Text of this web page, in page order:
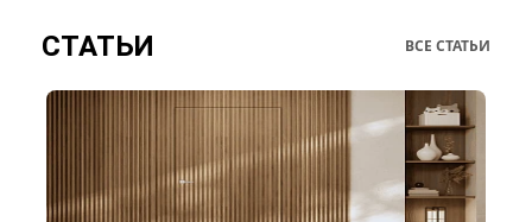
СТАТЬИ ВСЕ СТАТЬИ